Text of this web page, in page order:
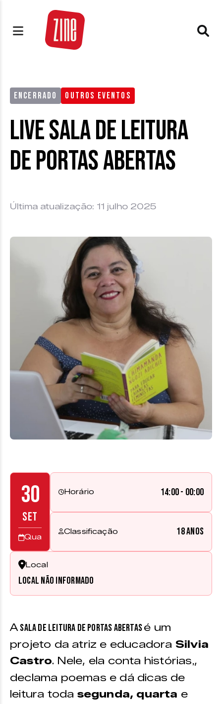
ENCERRADO OUTROS EVENTOS
Live Sala de Leitura
de Portas Abertas
Última atualização: 11 julho 2025
30
SET
Qua
Horário 14:00 - 00:00
Classificação 18 anos
Local
Local não informado
ASala de Leitura de Portas Abertasé um
projeto da atriz e educadora Silvia
Castro. Nele, ela conta histórias,,
declama poemas e dá dicas de
leitura toda segunda, quarta e